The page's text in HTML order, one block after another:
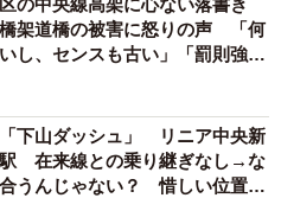
の方はぜひ足を運んでいた
で日々、地理にまつわる興
ることは我々の生活の根幹
ある方はぜひチェックしてい
の中央線高架に心ない落書き
架道橋の被害に怒りの声 「何
し、センスも古い」「罰則強化
下山ダッシュ」 リニア中央新
在来線との乗り継ぎなし→な
うんじゃない？ 惜しい位置関